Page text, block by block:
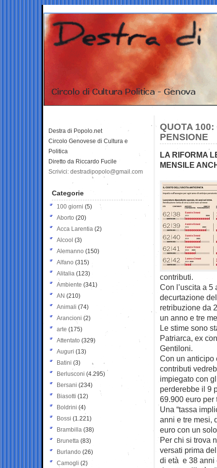
QUOTA
PENSIONE
LA RIFORMA
MENSILE
contributi.
Con l’uscita a
decurtazione
retribuzione da
un anno e tre
Le stime sono
Patriarca, ex
Gentiloni.
Con un anticipo
contributi
impiegato con
perderebbe il 9
69.900 euro
Una “tassa
anni e tre mesi,
euro con un
Per chi si trova
versati prima
di età e 38 anni
Destra di Popolo.net
Circolo Genovese di Cultura e
Politica
Diretto da Riccardo Fucile
Scrivici: destradipopolo@gmail.com
Categorie
100 giorni (5)
Aborto (20)
Acca Larentia (2)
Alcool (3)
Alemanno (150)
Alfano (315)
Alitalia (123)
Ambiente (341)
AN (210)
Animali (74)
Arancioni (2)
arte (175)
Attentato (329)
Auguri (13)
Batini (3)
Berlusconi (4.295)
Bersani (234)
Biasotti (12)
Boldrini (4)
Bossi (1.221)
Brambilla (38)
Brunetta (83)
Burlando (26)
Camogli (2)